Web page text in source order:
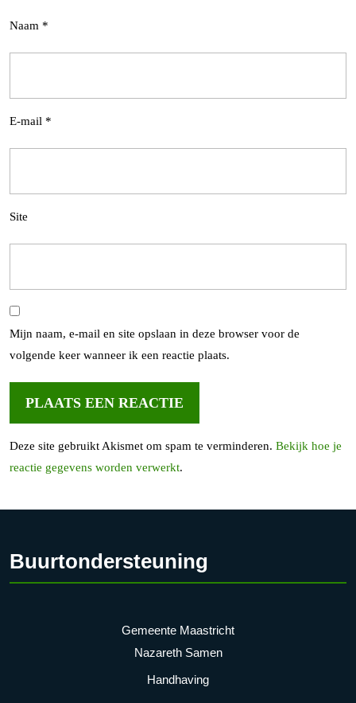
Naam *
E-mail *
Site
Mijn naam, e-mail en site opslaan in deze browser voor de
volgende keer wanneer ik een reactie plaats.
Deze site gebruikt Akismet om spam te verminderen. Bekijk hoe je
reactie gegevens worden verwerkt.
Buurtondersteuning
Gemeente Maastricht
Nazareth Samen
Handhaving